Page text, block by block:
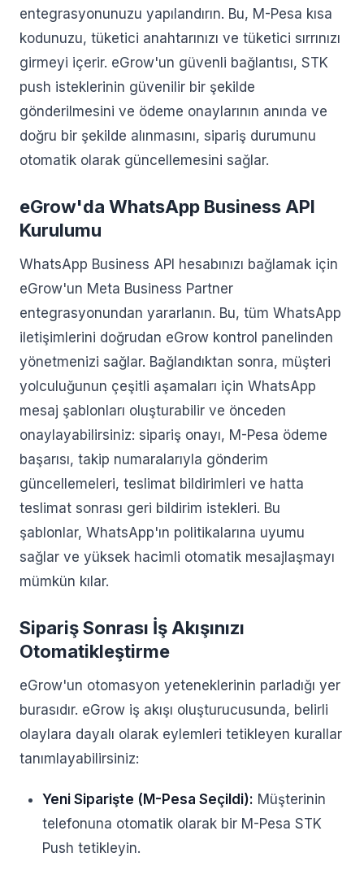
entegrasyonunuzu yapılandırın. Bu, M-Pesa kısa
kodunuzu, tüketici anahtarınızı ve tüketici sırrınızı
girmeyi içerir. eGrow'un güvenli bağlantısı, STK
push isteklerinin güvenilir bir şekilde
gönderilmesini ve ödeme onaylarının anında ve
doğru bir şekilde alınmasını, sipariş durumunu
otomatik olarak güncellemesini sağlar.
eGrow'da WhatsApp Business API
Kurulumu
WhatsApp Business API hesabınızı bağlamak için
eGrow'un Meta Business Partner
entegrasyonundan yararlanın. Bu, tüm WhatsApp
iletişimlerini doğrudan eGrow kontrol panelinden
yönetmenizi sağlar. Bağlandıktan sonra, müşteri
yolculuğunun çeşitli aşamaları için WhatsApp
mesaj şablonları oluşturabilir ve önceden
onaylayabilirsiniz: sipariş onayı, M-Pesa ödeme
başarısı, takip numaralarıyla gönderim
güncellemeleri, teslimat bildirimleri ve hatta
teslimat sonrası geri bildirim istekleri. Bu
şablonlar, WhatsApp'ın politikalarına uyumu
sağlar ve yüksek hacimli otomatik mesajlaşmayı
mümkün kılar.
Sipariş Sonrası İş Akışınızı
Otomatikleştirme
eGrow'un otomasyon yeteneklerinin parladığı yer
burasıdır. eGrow iş akışı oluşturucusunda, belirli
olaylara dayalı olarak eylemleri tetikleyen kurallar
tanımlayabilirsiniz:
Yeni Siparişte (M-Pesa Seçildi): Müşterinin
telefonuna otomatik olarak bir M-Pesa STK
Push tetikleyin.